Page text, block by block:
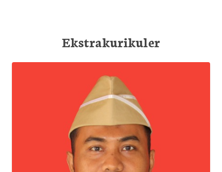
Ekstrakurikuler